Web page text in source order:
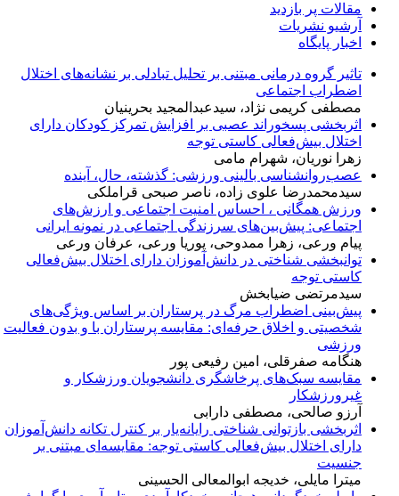
مقالات پر بازدید
آرشیو نشریات
اخبار پایگاه
تاثیر گروه درمانی مبتنی بر تحلیل تبادلی بر نشانه‌های اختلال
اضطراب اجتماعی
مصطفی کریمی نژاد، سیدعبدالمجید بحرینیان
اثربخشی پسخوراند عصبی بر افزایش تمرکز کودکان دارای
اختلال بیش‌فعالی کاستی توجه
زهرا نوریان، شهرام مامی
عصب‌روانشناسی بالینی ورزشی: گذشته، حال، آینده
سیدمحمدرضا علوی زاده، ناصر صبحی قراملکی
ورزش همگانی ، احساس امنیت اجتماعی و ارزش‌های
اجتماعی: پیش‌بین‌های سرزندگی اجتماعی در نمونه ایرانی
پیام ورعی، زهرا ممدوحی، پوریا ورعی، عرفان ورعی
توانبخشی شناختی در دانش‌آموزان دارای اختلال بیش‌فعالی
کاستی توجه
سیدمرتضی ضیابخش
پیش‌بینی اضطراب مرگ در پرستاران بر اساس ویژگی‌های
شخصیتی و اخلاق حرفه‌ای: مقایسه پرستاران با و بدون فعالیت
ورزشی
هنگامه صفرقلی، امین رفیعی پور
مقایسه سبک‌های پرخاشگری دانشجویان ورزشکار و
غیرورزشکار
آرزو صالحی، مصطفی دارابی
اثربخشی بازتوانی شناختی رایانه‌یار بر کنترل تکانه دانش‌آموزان
دارای اختلال بیش‌فعالی کاستی توجه: مقایسه‌ای مبتنی بر
جنسیت
میترا مایلی، خدیجه ابوالمعالی الحسینی